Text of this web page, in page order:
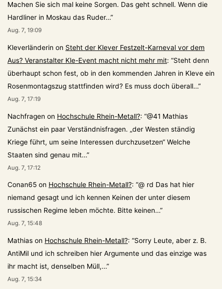
Machen Sie sich mal keine Sorgen. Das geht schnell. Wenn die
Hardliner in Moskau das Ruder…”
Aug. 7, 19:09
Kleverländerin on Steht der Klever Festzelt-Karneval vor dem
Aus? Veranstalter Kle-Event macht nicht mehr mit: “Steht denn
überhaupt schon fest, ob in den kommenden Jahren in Kleve ein
Rosenmontagszug stattfinden wird? Es muss doch überall…”
Aug. 7, 17:19
Nachfragen on Hochschule Rhein-Metall?: “@41 Mathias
Zunächst ein paar Verständnisfragen. „der Westen ständig
Kriege führt, um seine Interessen durchzusetzen“ Welche
Staaten sind genau mit…”
Aug. 7, 17:12
Conan65 on Hochschule Rhein-Metall?: “@ rd Das hat hier
niemand gesagt und ich kennen Keinen der unter diesem
russischen Regime leben möchte. Bitte keinen…”
Aug. 7, 15:48
Mathias on Hochschule Rhein-Metall?: “Sorry Leute, aber z. B.
AntiMil und ich schreiben hier Argumente und das einzige was
ihr macht ist, denselben Müll,…”
Aug. 7, 15:34